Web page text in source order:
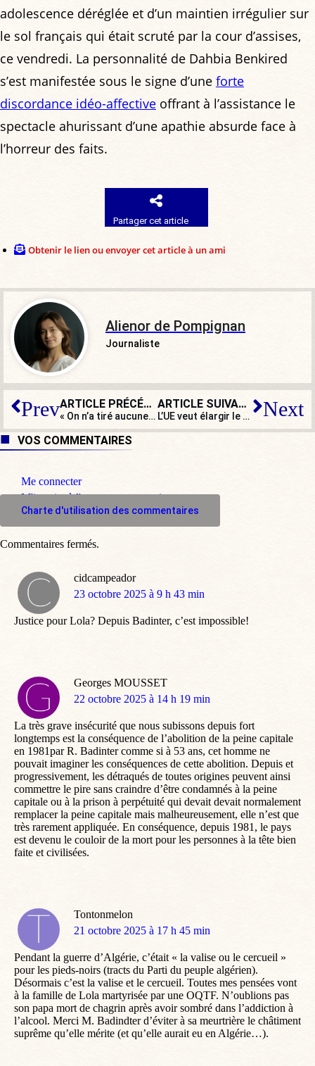
adolescence déréglée et d’un maintien irrégulier sur
le sol français qui était scruté par la cour d’assises,
ce vendredi. La personnalité de Dahbia Benkired
s’est manifestée sous le signe d’une forte
discordance idéo-affective offrant à l’assistance le
spectacle ahurissant d’une apathie absurde face à
l’horreur des faits.
Partager cet article
Obtenir le lien ou envoyer cet article à un ami
Alienor de Pompignan
Journaliste
Prev ARTICLE PRÉCÉDENT
« On n’a tiré aucune leçon de l’assassinat de Samuel Paty » estiment des Conflanais
ARTICLE SUIVANT
L’UE veut élargir le programme Erasmus à la Syrie, à la Libye et à la Palestine Next
VOS COMMENTAIRES
Me connecter
M'inscrire à l'espace commentaire
Charte d'utilisation des commentaires
cidcampeador
dit
23 octobre 2025 à 9 h 43 min
Justice pour Lola? Depuis Badinter, c’est impossible!
Georges MOUSSET
dit
22 octobre 2025 à 14 h 19 min
La très grave insécurité que nous subissons depuis fort
longtemps est la conséquence de l’abolition de la peine capitale
en 1981par R. Badinter comme si à 53 ans, cet homme ne
pouvait imaginer les conséquences de cette abolition. Depuis et
progressivement, les détraqués de toutes origines peuvent ainsi
commettre le pire sans craindre d’être condamnés à la peine
capitale ou à la prison à perpétuité qui devait devait normalement
remplacer la peine capitale mais malheureusement, elle n’est que
très rarement appliquée. En conséquence, depuis 1981, le pays
est devenu le couloir de la mort pour les personnes à la tête bien
faite et civilisées.
Tontonmelon
dit
21 octobre 2025 à 17 h 45 min
Pendant la guerre d’Algérie, c’était « la valise ou le cercueil »
pour les pieds-noirs (tracts du Parti du peuple algérien).
Désormais c’est la valise et le cercueil. Toutes mes pensées vont
à la famille de Lola martyrisée par une OQTF. N’oublions pas
son papa mort de chagrin après avoir sombré dans l’addiction à
l’alcool. Merci M. Badindter d’éviter à sa meurtrière le châtiment
suprême qu’elle mérite (et qu’elle aurait eu en Algérie…).
Commentaires fermés.